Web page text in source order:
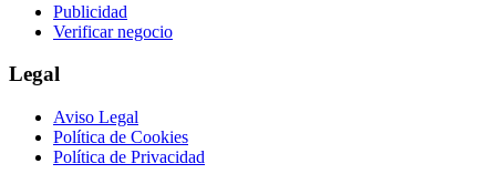
Publicidad
Verificar negocio
Legal
Aviso Legal
Política de Cookies
Política de Privacidad